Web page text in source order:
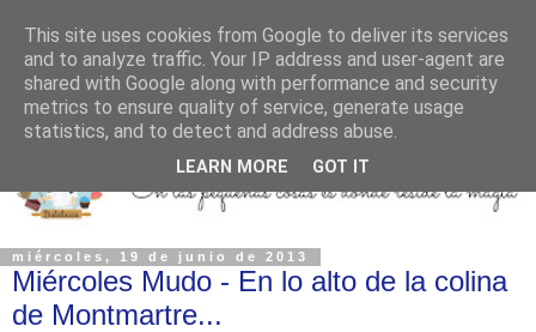
miércoles, 19 de junio de 2013
Miércoles Mudo - En lo alto de la colina
de Montmartre...
This site uses cookies from Google to deliver its services
and to analyze traffic. Your IP address and user-agent are
shared with Google along with performance and security
metrics to ensure quality of service, generate usage
statistics, and to detect and address abuse.
LEARN MORE GOT IT